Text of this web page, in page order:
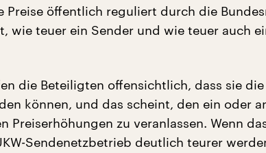
Preise öffentlich reguliert durch die
wie teuer ein Sender und wie teuer auch
die Beteiligten offensichtlich, dass sie die
können, und das scheint, den ein oder
Preiserhöhungen zu veranlassen. Wenn
Sendenetzbetrieb deutlich teurer